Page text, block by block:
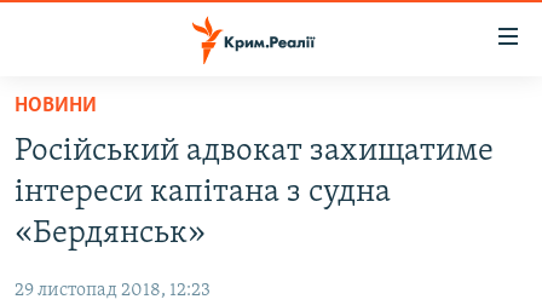
Перейти
основного
матеріалу
Перейти
до
основної
ВІДЕО ТА ФОТО
НОВИНИ
Російський адвокат захищатиме
інтереси капітана з судна
«Бердянськ»
29 листопад 2018, 12:23